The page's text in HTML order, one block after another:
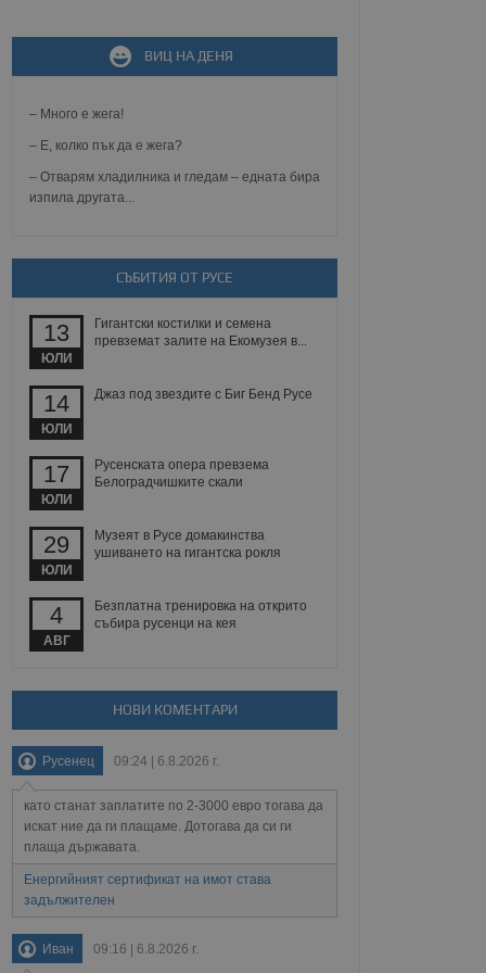
ВИЦ НА ДЕНЯ
– Много е жега!
– Е, колко пък да е жега?
– Отварям хладилника и гледам – едната бира
изпила другата...
СЪБИТИЯ ОТ РУСЕ
13
ЮЛИ
Гигантски костилки и семена
превземат залите на Екомузея в...
14
ЮЛИ
Джаз под звездите с Биг Бенд Русе
17
ЮЛИ
Русенската опера превзема
Белоградчишките скали
29
ЮЛИ
Музеят в Русе домакинства
ушиването на гигантска рокля
4
АВГ
Безплатна тренировка на открито
събира русенци на кея
НОВИ КОМЕНТАРИ
Русенец 09:24 | 6.8.2026 г.
като станат заплатите по 2-3000 евро тогава да
искат ние да ги плащаме. Дотогава да си ги
плаща държавата.
Енергийният сертификат на имот става
задължителен
Иван 09:16 | 6.8.2026 г.
зададена от уеб
MVC
известно като
при затваряне
на съгласието на
за тяхното
сесии.
между хората
уебсайт.
на
на бисквитките,
съответствие и
и
и предоставя
използва
потребител може
поведение и
на сайта. Тя
с
на
на сайта.
взаимодействия
и потребителския
събиране на данни
за
се
на тестване.
данни,
на посещенията,
били заредени.
опит.
тя може
на сайта. Тя
която е
в целия
на социалните